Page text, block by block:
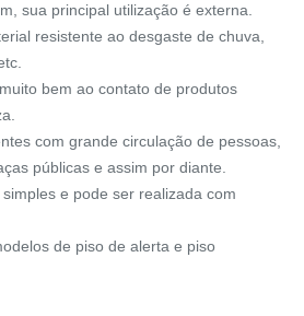
sua principal utilização é externa.
resistente ao desgaste de chuva,
bem ao contato de produtos
com grande circulação de pessoas,
públicas e assim por diante.
e pode ser realizada com
de piso de alerta e piso